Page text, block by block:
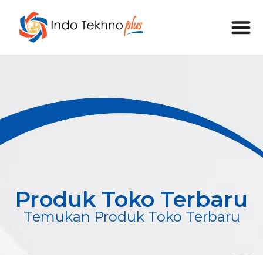
Produk Toko Terbaru
Temukan Produk Toko Terbaru